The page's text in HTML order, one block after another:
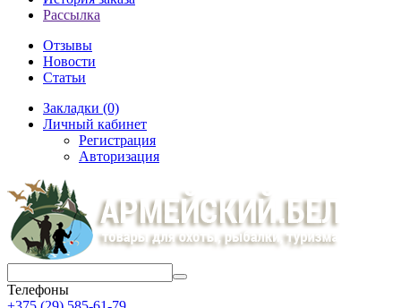
Рассылка
Отзывы
Новости
Статьи
Закладки (0)
Личный кабинет
Регистрация
Авторизация
Телефоны